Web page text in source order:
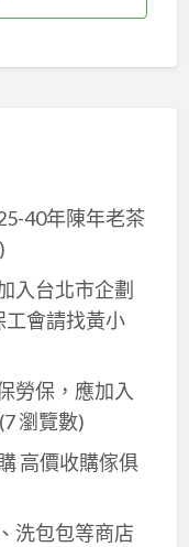
40年陳年老茶
入台北市企劃
工會請找黃小
勞保，應加入
(7 瀏覽數)
高價收購傢俱
洗包包等商店